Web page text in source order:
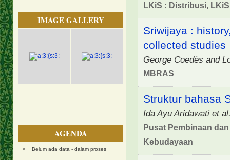
IMAGE GALLERY
AGENDA
Belum ada data - dalam proses
LKiS : Distribusi,
Sriwijaya :
collected studies
George Coedès and
MBRAS
Struktur bahasa
Ida Ayu Aridawati et
Pusat Pembinaan
Kebudayaan